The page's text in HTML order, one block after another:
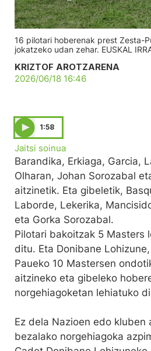
16 pilotari hoberenak prest Zesta-
jokatzeko udan zehar. EUSKAL
KRIZTOF AROTZARENA
2026/06/18 16:46
1:58
Jaitsi soinua
Barandika, Erkiaga, Garcia,
Olharan, Johan Sorozabal
aitzinetik. Eta gibeletik,
Laborde, Lekerika,
eta Gorka Sorozabal.
Pilotari bakoitzak 5 Masters
ditu. Eta Donibane
Paueko 10 Mastersen
aitzineko eta gibeleko
norgehiagoketan lehiatuko
Ez dela Nazioen edo kluben
bezalako norgehiagoka